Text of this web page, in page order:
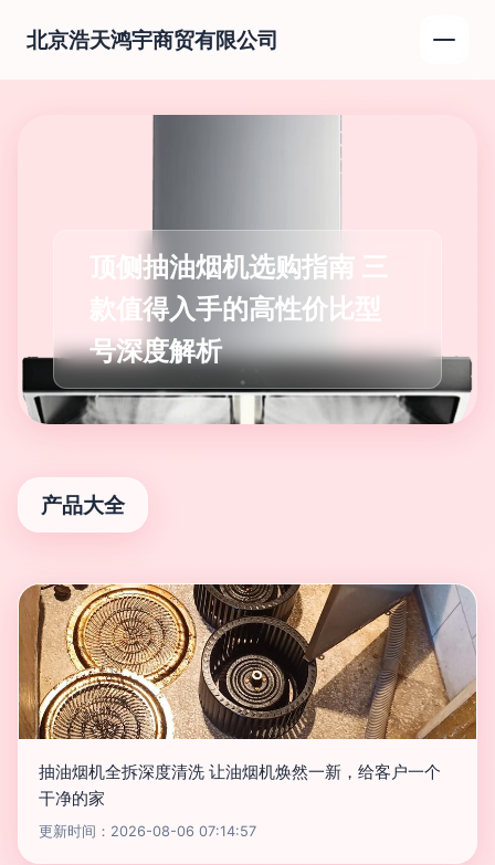
北京浩天鸿宇商贸有限公司
顶侧抽油烟机选购指南 三
款值得入手的高性价比型
号深度解析
产品大全
抽油烟机全拆深度清洗 让油烟机焕然一新，给客户一个
干净的家
更新时间：2026-08-06 07:14:57